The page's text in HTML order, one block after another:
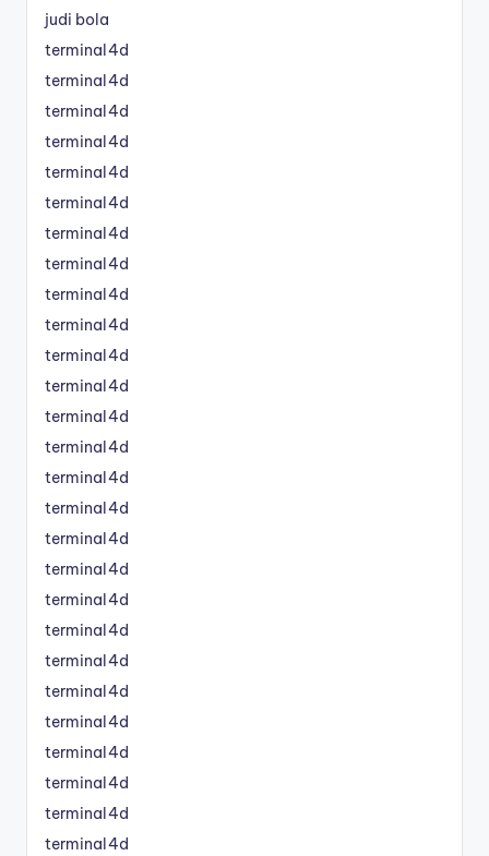
judi bola
terminal4d
terminal4d
terminal4d
terminal4d
terminal4d
terminal4d
terminal4d
terminal4d
terminal4d
terminal4d
terminal4d
terminal4d
terminal4d
terminal4d
terminal4d
terminal4d
terminal4d
terminal4d
terminal4d
terminal4d
terminal4d
terminal4d
terminal4d
terminal4d
terminal4d
terminal4d
terminal4d